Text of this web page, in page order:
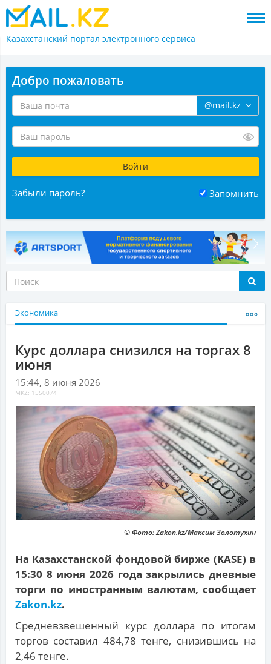
Казахстанский портал электронного сервиса
Добро пожаловать
@mail.kz
Забыли пароль? Запомнить
Экономика
Курс доллара снизился на торгах 8
июня
15:44, 8 июня 2026
MKZ: 1550074
© Фото: Zakon.kz/Максим Золотухин
На Казахстанской фондовой бирже (KASE) в
15:30 8 июня 2026 года закрылись дневные
торги по иностранным валютам, сообщает
Zakon.kz.
Средневзвешенный курс доллара по итогам
торгов составил 484,78 тенге, снизившись на
2,46 тенге.